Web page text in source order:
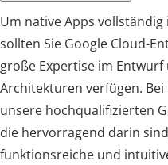
Um native Apps
sollten Sie Google Cloud-
große Expertise im
Architekturen verfügen. Bei
unsere hochqualifizierten
die hervorragend darin
funktionsreiche und